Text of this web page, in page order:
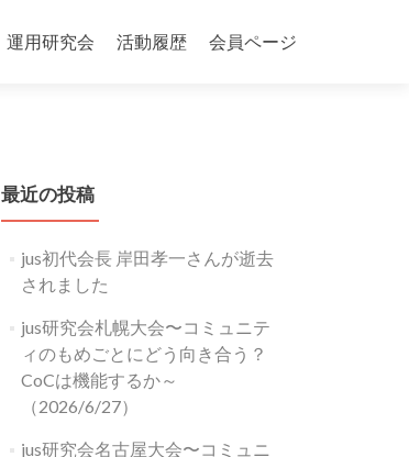
運用研究会 活動履歴 会員ページ
最近の投稿
jus初代会長 岸田孝一さんが逝去
されました
jus研究会札幌大会〜コミュニテ
ィのもめごとにどう向き合う？
CoCは機能するか～
（2026/6/27）
jus研究会名古屋大会〜コミュニ